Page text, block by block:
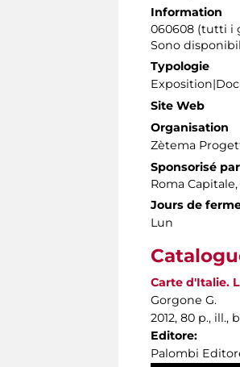
Information
060608 (tutti i
Sono
Typologie
Site Web
Organisation
Zètema
Sponsorisé par
Roma
Jours de
Lun
Carte d'Italie.
Gorgone G.
2012, 80 p., ill.,
Editore:
Palombi